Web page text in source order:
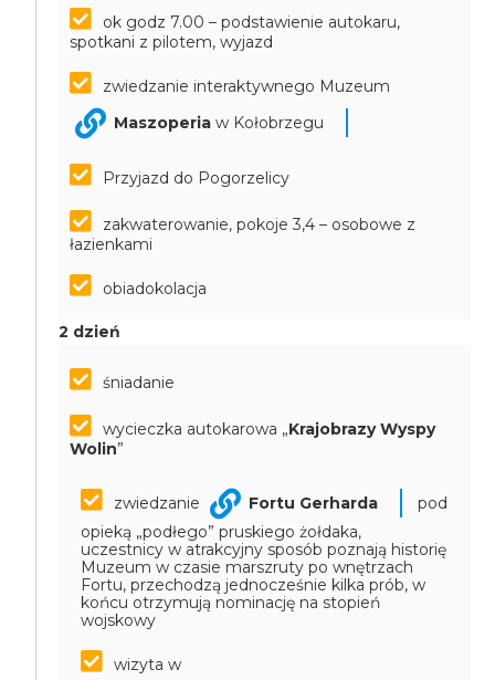
ok godz 7.00 – podstawienie autokaru,
spotkani z pilotem, wyjazd
zwiedzanie interaktywnego Muzeum
Maszoperiaw Kołobrzegu
Przyjazd do Pogorzelicy
zakwaterowanie, pokoje 3,4 – osobowe z
łazienkami
obiadokolacja
2 dzień
śniadanie
wycieczka autokarowa „Krajobrazy Wyspy
Wolin”
zwiedzanie Fortu Gerharda
pod
opieką „podłego” pruskiego żołdaka,
uczestnicy w atrakcyjny sposób poznają historię
Muzeum w czasie marszruty po wnętrzach
Fortu, przechodzą jednocześnie kilka prób, w
końcu otrzymują nominację na stopień
wojskowy
wizyta w